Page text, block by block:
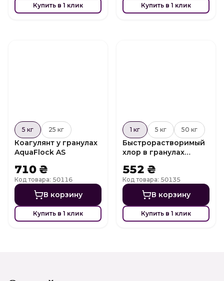
Купить в 1 клик Купить в 1 клик
5 кг 25 кг
Коагулянт у гранулах
AquaFlock AS
710 ₴
Код товара: 50116
В корзину
Купить в 1 клик
1 кг 5 кг 50 кг
Быстрорастворимый
хлор в гранулах
552 ₴
Код товара: 50135
В корзину
Купить в 1 клик